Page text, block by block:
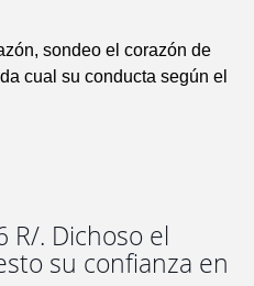
sondeo el corazón de
cual su conducta según el
R/. Dichoso el
su confianza en